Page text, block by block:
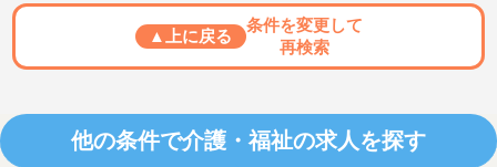
▲上に戻る
条件を変更して
再検索
他の条件で介護・福祉の求人を探す